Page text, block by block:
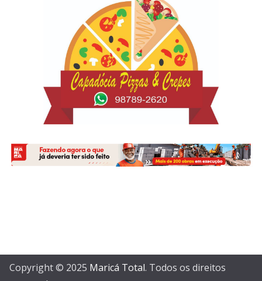
Copyright © 2025 Maricá Total. Todos os direitos